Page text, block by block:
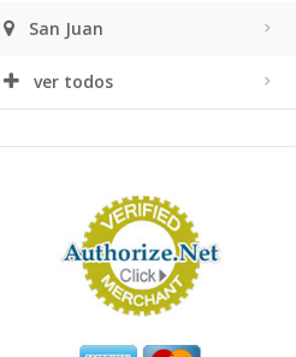
San Juan
ver todos